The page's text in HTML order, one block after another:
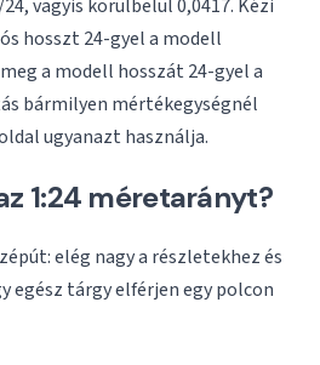
vagyis körülbelül 0,0417. Kézi
hosszt 24-gyel a modell
a modell hosszát 24-gyel a
bármilyen mértékegységnél
ugyanazt használja.
1:24 méretarányt?
elég nagy a részletekhez és
egész tárgy elférjen egy polcon